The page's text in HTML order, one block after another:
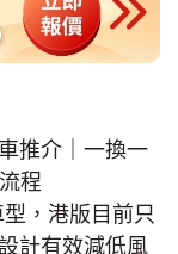
，港版目前只
計有效減低風